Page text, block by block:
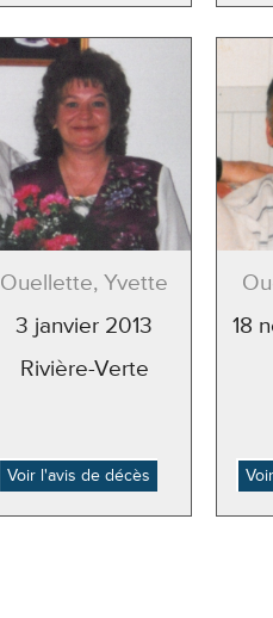
Ouellette, Yvette
3 janvier 2013
Rivière-Verte
Voir l'avis de décès
18